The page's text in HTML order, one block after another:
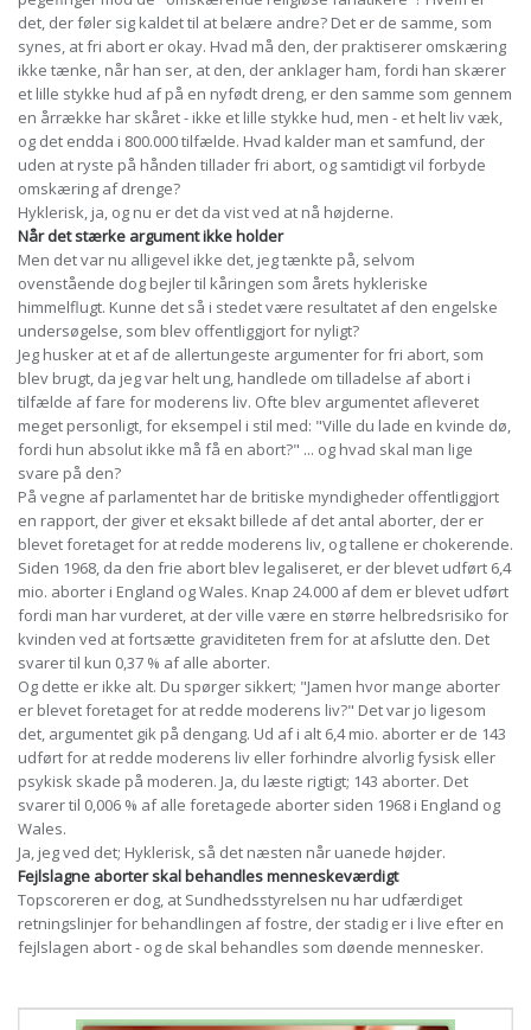
det, der føler sig kaldet til at belære andre? Det er de samme, som
synes, at fri abort er okay. Hvad må den, der praktiserer omskæring
ikke tænke, når han ser, at den, der anklager ham, fordi han skærer
et lille stykke hud af på en nyfødt dreng, er den samme som gennem
en årrække har skåret - ikke et lille stykke hud, men - et helt liv væk,
og det endda i 800.000 tilfælde. Hvad kalder man et samfund, der
uden at ryste på hånden tillader fri abort, og samtidigt vil forbyde
omskæring af drenge?
Hyklerisk, ja, og nu er det da vist ved at nå højderne.
Når det stærke argument ikke holder
Men det var nu alligevel ikke det, jeg tænkte på, selvom
ovenstående dog bejler til kåringen som årets hykleriske
himmelflugt. Kunne det så i stedet være resultatet af den engelske
undersøgelse, som blev offentliggjort for nyligt?
Jeg husker at et af de allertungeste argumenter for fri abort, som
blev brugt, da jeg var helt ung, handlede om tilladelse af abort i
tilfælde af fare for moderens liv. Ofte blev argumentet afleveret
meget personligt, for eksempel i stil med: "Ville du lade en kvinde dø,
fordi hun absolut ikke må få en abort?" ... og hvad skal man lige
svare på den?
På vegne af parlamentet har de britiske myndigheder offentliggjort
en rapport, der giver et eksakt billede af det antal aborter, der er
blevet foretaget for at redde moderens liv, og tallene er chokerende.
Siden 1968, da den frie abort blev legaliseret, er der blevet udført 6,4
mio. aborter i England og Wales. Knap 24.000 af dem er blevet udført
fordi man har vurderet, at der ville være en større helbredsrisiko for
kvinden ved at fortsætte graviditeten frem for at afslutte den. Det
svarer til kun 0,37 % af alle aborter.
Og dette er ikke alt. Du spørger sikkert; "Jamen hvor mange aborter
er blevet foretaget for at redde moderens liv?" Det var jo ligesom
det, argumentet gik på dengang. Ud af i alt 6,4 mio. aborter er de 143
udført for at redde moderens liv eller forhindre alvorlig fysisk eller
psykisk skade på moderen. Ja, du læste rigtigt; 143 aborter. Det
svarer til 0,006 % af alle foretagede aborter siden 1968 i England og
Wales.
Ja, jeg ved det; Hyklerisk, så det næsten når uanede højder.
Fejlslagne aborter skal behandles menneskeværdigt
Topscoreren er dog, at Sundhedsstyrelsen nu har udfærdiget
retningslinjer for behandlingen af fostre, der stadig er i live efter en
fejlslagen abort - og de skal behandles som døende mennesker.